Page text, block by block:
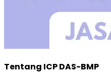
Tentang ICP DAS-BMP